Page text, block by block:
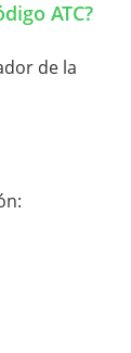
ATC?
de la